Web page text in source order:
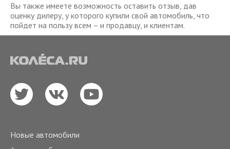
Вы также имеете возможность оставить отзыв, дав
оценку дилеру, у которого купили свой автомобиль, что
пойдет на пользу всем – и продавцу, и клиентам.
Новые автомобили